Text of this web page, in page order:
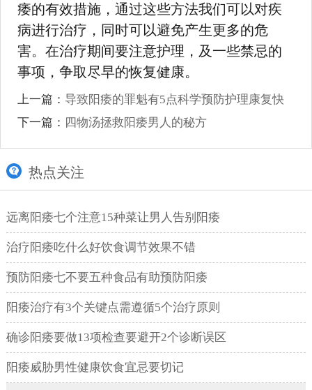
痿的有效措施，通过这些方法我们可以对疾
病进行治疗，同时可以避免产生更多的危
害。在治疗期间要注意护理，及一些禁忌的
事项，争取尽早的恢复健康。
上一篇： 导致阳痿的罪魁有5点科学预防护理康复快
下一篇： 四物汤拯救阳痿男人的秘方
热点关注
远离阳痿七个注意15种菜让男人告别阳痿
治疗阳痿吃什么好饮食调节效果不错
预防阳痿七不要五种食品有助预防阳痿
阳痿治疗有3个关键点需遵循5个治疗原则
确诊阳痿要做13项检查要避开2个诊断误区
阳痿威胁男性健康饮食宜忌要切记